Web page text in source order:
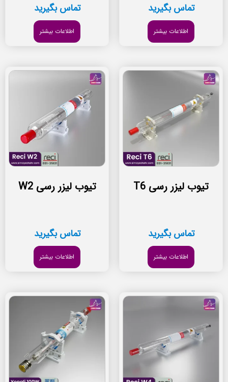
تماس بگیرید
اطلاعات بیشتر
تماس بگیرید
اطلاعات بیشتر
تیوب لیزر رسی T6
تماس بگیرید
اطلاعات بیشتر
تیوب لیزر رسی W2
تماس بگیرید
اطلاعات بیشتر